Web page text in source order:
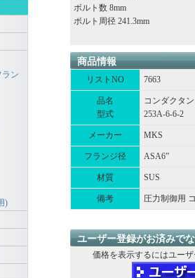
ボルト数 8mm
ボルト周径 241.3mm
商品情報
リストNO 7663
品名
型式
コンダクタ
253A-6-6-2
メーカー MKS
フランジ径 ASA6”
材質 SUS
備考 圧力制御用
ユーザー登録がお済みで
価格を表示するにはユー
ン
)